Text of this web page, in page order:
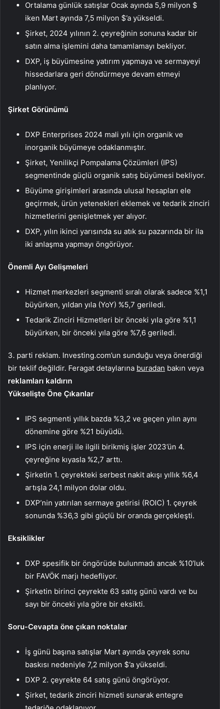
Ortalama günlük satışlar Ocak ayında 5,9 milyon $
iken Mart ayında 7,5 milyon $’a yükseldi.
Şirket, 2024 yılının 2. çeyreğinin sonuna kadar bir
satın alma işlemini daha tamamlamayı bekliyor.
DXP, iş büyümesine yatırım yapmaya ve sermayeyi
hissedarlara geri döndürmeye devam etmeyi
planlıyor.
Şirket Görünümü
DXP Enterprises 2024 mali yılı için organik ve
inorganik büyümeye odaklanmıştır.
Şirket, Yenilikçi Pompalama Çözümleri (IPS)
segmentinde güçlü organik satış büyümesi bekliyor.
Büyüme girişimleri arasında ulusal hesapları ele
geçirmek, ürün yetenekleri eklemek ve tedarik zinciri
hizmetlerini genişletmek yer alıyor.
DXP, yılın ikinci yarısında su atık su pazarında bir ila
iki anlaşma yapmayı öngörüyor.
Önemli Ayı Gelişmeleri
Hizmet merkezleri segmenti sıralı olarak sadece %1,1
büyürken, yıldan yıla (YoY) %5,7 geriledi.
Tedarik Zinciri Hizmetleri bir önceki yıla göre %1,1
büyürken, bir önceki yıla göre %7,6 geriledi.
3. parti reklam. Investing.com’un sunduğu veya önerdiği
bir teklif değildir. Feragat detaylarına buradan bakın veya
reklamları kaldırın
Yükselişte Öne Çıkanlar
IPS segmenti yıllık bazda %3,2 ve geçen yılın aynı
dönemine göre %21 büyüdü.
IPS için enerji ile ilgili birikmiş işler 2023’ün 4.
çeyreğine kıyasla %2,7 arttı.
Şirketin 1. çeyrekteki serbest nakit akışı yıllık %6,4
artışla 24,1 milyon dolar oldu.
DXP’nin yatırılan sermaye getirisi (ROIC) 1. çeyrek
sonunda %36,3 gibi güçlü bir oranda gerçekleşti.
Eksiklikler
DXP spesifik bir öngörüde bulunmadı ancak %10’luk
bir FAVÖK marjı hedefliyor.
Şirketin birinci çeyrekte 63 satış günü vardı ve bu
sayı bir önceki yıla göre bir eksikti.
Soru-Cevapta öne çıkan noktalar
İş günü başına satışlar Mart ayında çeyrek sonu
baskısı nedeniyle 7,2 milyon $’a yükseldi.
DXP 2. çeyrekte 64 satış günü öngörüyor.
Şirket, tedarik zinciri hizmeti sunarak entegre